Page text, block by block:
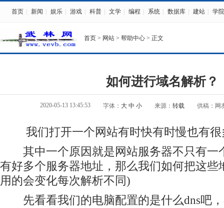
首页 新闻 娱乐 游戏 科普 文学 编程 系统 数据库 建站 学院
首页 > 网站 > 帮助中心 > 正文
如何进行域名解析？
2020-05-13 13:45:53 字体： 大 中 小 来源： 转载 供稿：网
我们打开一个网站有时快有时慢也有很
其中一个原因就是网站服务器不只有一
有好多个服务器地址，那么我们如何把这些
用的会变化每次解析不同)
先看看我们的电脑配置的是什么dns吧，